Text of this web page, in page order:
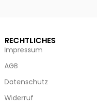
RECHTLICHES
Impressum
AGB
Datenschutz
Widerruf